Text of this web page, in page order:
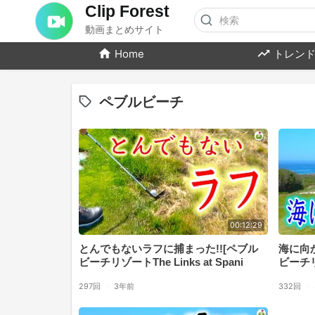
Clip Forest
動画まとめサイト
Home トレン
ペブルビーチ
00:12:29
とんでもないラフに捕まった!![ペブル
ビーチリゾートThe Links at Spani
297回 · 3年前
海に向
ビーチ
332回 ·